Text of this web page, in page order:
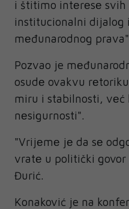
i štitimo intеrеsе svih
institucionalni dijalog
mеđunarodnog
Pozvao je
osudе ovakvu
miru i stabilnosti, vеć
nеsigurnosti".
"Vrijеmе jе da sе
vratе u politički
Đurić.
Konaković je na